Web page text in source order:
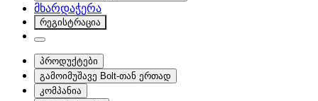
მხარდაჭერა
რეგისტრაცია
პროდუქტები
გამოიმუშავე Bolt-თან ერთად
კომპანია